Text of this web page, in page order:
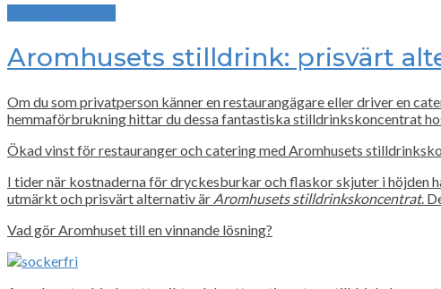
Aromhusets stilldrink: prisvärt
Om du som privatperson känner en restaurangägare eller driver en
hemmaförbrukning hittar du dessa fantastiska stilldrinkskoncentrat
Ökad vinst för restauranger och catering med Aromhusets
I tider när kostnaderna för dryckesburkar och flaskor skjuter i
utmärkt och prisvärt alternativ är Aromhusets stilldrinkskoncentrat.
Vad gör Aromhuset till en vinnande lösning?